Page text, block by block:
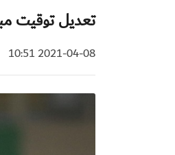
تعديل توقيت
2021-04-08 10:51